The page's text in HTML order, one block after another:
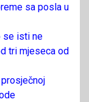
sa posla u
se isti ne
tri mjeseca od